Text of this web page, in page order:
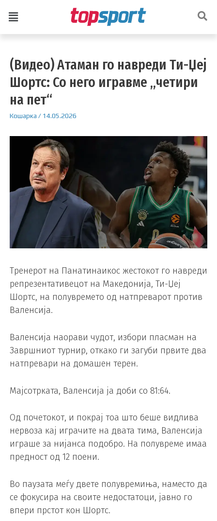
(Видео) Атаман го навреди Ти-Џеј
Шортс: Со него игравме „четири
на пет“
Кошарка / 14.05.2026
Тренерот на Панатинаикос жестокот го навреди
репрезентативецот на Македонија, Ти-Џеј
Шортс, на полувремето од натпреварот против
Валенсија.
Валенсија наорави чудот, избори пласман на
Завршниот турнир, откако ги загуби првите два
натпревари на домашен терен.
Мајсотрката, Валенсија ја доби со 81:64.
Од почетокот, и покрај тоа што беше видлива
нервоза кај играчите на двата тима, Валенсија
играше за нијанса подобро. На полувреме имаа
предност од 12 поени.
Во паузата меѓу двете полувремиња, наместо да
се фокусира на своите недостатоци, јавно го
впери прстот кон Шортс.